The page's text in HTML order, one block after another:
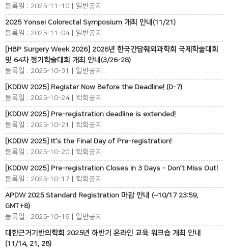
등록일 : 2025-11-10 | 일반공지
2025 Yonsei Colorectal Symposium 개최 안내(11/21)
등록일 : 2025-11-04 | 일반공지
[HBP Surgery Week 2026] 2026년 한국간담췌외과학회 국제학술대회
및 64차 정기학술대회 개최 안내(3/26-28)
등록일 : 2025-10-31 | 일반공지
[KDDW 2025] Register Now Before the Deadline! (D-7)
등록일 : 2025-10-24 | 학회공지
[KDDW 2025] Pre-registration deadline is extended!
등록일 : 2025-10-21 | 학회공지
[KDDW 2025] It’s the Final Day of Pre-registration!
등록일 : 2025-10-20 | 학회공지
[KDDW 2025] Pre-registration Closes in 3 Days - Don’t Miss Out!
등록일 : 2025-10-17 | 학회공지
APDW 2025 Standard Registration 마감 안내 (~10/17 23:59,
GMT+8)
등록일 : 2025-10-16 | 일반공지
대한근거기반의학회 2025년 하반기 온라인 교육 워크숍 개최 안내
(11/14, 21, 28)